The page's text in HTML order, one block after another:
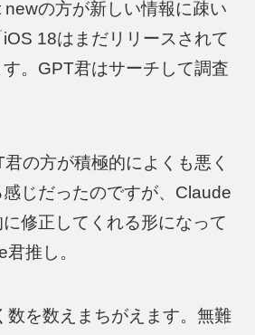
の方が新しい情報に疎い
18はまだリリースされて
。GPT君はサーチして調査
の方が積極的によくも悪く
じだったのですが、Claude
修正してくれる形になって
推し。
数を数えまちがえます。無難